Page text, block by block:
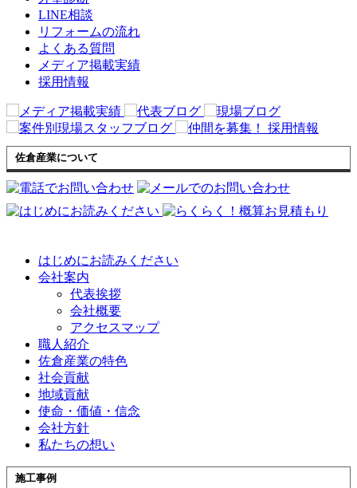
LINE相談
リフォームの流れ
よくある質問
メディア掲載実績
採用情報
佐倉産業について
はじめにお読みください
会社案内
代表挨拶
会社概要
アクセスマップ
職人紹介
佐倉産業の特色
社会貢献
地域貢献
使命・価値・信念
会社方針
私たちの想い
施工事例